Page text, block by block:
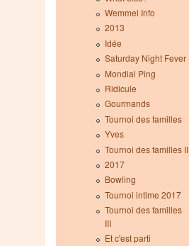
Wemmel Info
2013
Idée
Saturday Night Fever
Mondial Ping
Ridicule
Gourmands
Tournoi des familles
Yves
Tournoi des familles II
2017
Bowling
Tournoi intime 2017
Tournoi des familles
III
Et c'est parti